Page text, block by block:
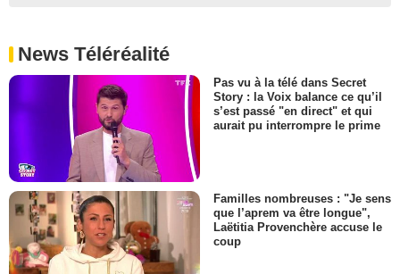
News Téléréalité
Pas vu à la télé dans Secret
Story : la Voix balance ce qu’il
s’est passé "en direct" et qui
aurait pu interrompre le prime
Familles nombreuses : "Je sens
que l’aprem va être longue",
Laëtitia Provenchère accuse le
coup